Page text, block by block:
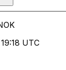
UTC